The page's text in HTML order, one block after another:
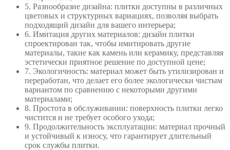
5. Разнообразие дизайна: плитки доступны в различных
цветовых и структурных вариациях, позволяя выбрать
подходящий дизайн для вашего интерьера;
6. Имитация других материалов: дизайн плитки
спроектирован так, чтобы имитировать другие
материалы, такие как камень или керамику, представляя
эстетически приятное решение по доступной цене;
7. Экологичность: материал может быть утилизирован и
переработан, что делает его более экологически чистым
вариантом по сравнению с некоторыми другими
материалами;
8. Простота в обслуживании: поверхность плитки легко
чистится и не требует особого ухода;
9. Продолжительность эксплуатации: материал прочный
и устойчивый к износу, что гарантирует длительный
срок службы плитки.